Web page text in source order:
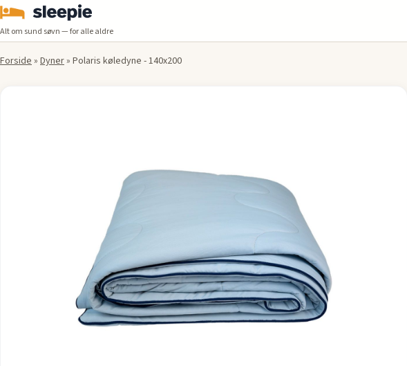
Alt om sund søvn — for alle aldre
Forside» Dyner» Polaris køledyne - 140x200